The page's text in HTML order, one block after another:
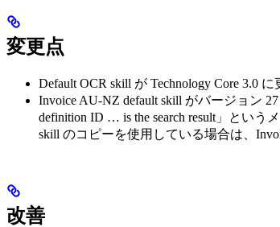
変更点
Default OCR skill が Technology Core 3.0 に
Invoice AU-NZ default skill がバージョン
definition ID … is the search result」という
skill のコピーを使用している場合は、
改善